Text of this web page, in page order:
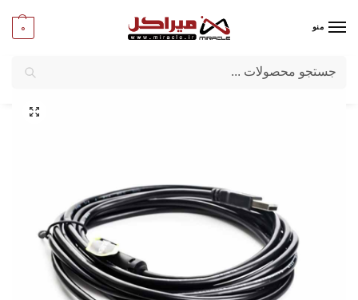
منو 0
میراکل/کامپیوتر/کابل/کابل USB